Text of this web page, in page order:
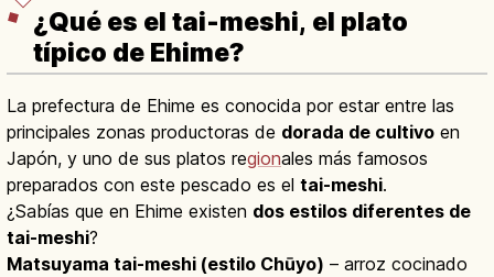
¿Qué es el tai-meshi, el plato
típico de Ehime?
La prefectura de Ehime es conocida por estar entre las
principales zonas productoras de dorada de cultivo en
Japón, y uno de sus platos regionales más famosos
preparados con este pescado es el tai-meshi.
¿Sabías que en Ehime existen dos estilos diferentes de
tai-meshi?
Matsuyama tai-meshi (estilo Chūyo) – arroz cocinado